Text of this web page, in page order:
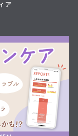
ア